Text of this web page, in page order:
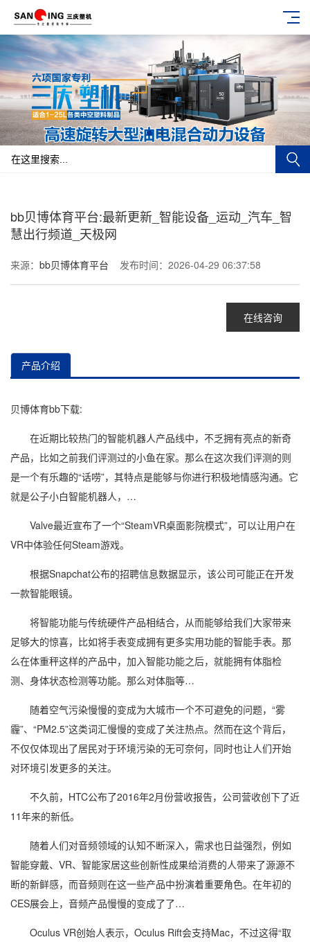
bb贝博体育平台:最新更新_智能设备_运动_汽车_智
慧出行频道_天极网
来源： bb贝博体育平台 发布时间：2026-04-29 06:37:58
在线咨询
产品介绍
贝博体育bb下载:
在近期比较热门的智能机器人产品线中，不乏拥有亮点的新奇
产品，比如之前我们评测过的小鱼在家。那么在这次我们评测的则
是一个有乐趣的“话唠”，其特点是能够与你进行积极地情感沟通。它
就是公子小白智能机器人，…
Valve最近宣布了一个“SteamVR桌面影院模式”，可以让用户在
VR中体验任何Steam游戏。
根据Snapchat公布的招聘信息数据显示，该公司可能正在开发
一款智能眼镜。
将智能功能与传统硬件产品相结合，从而能够给我们大家带来
足够大的惊喜，比如将手表变成拥有更多实用功能的智能手表。那
么在体重秤这样的产品中，加入智能功能之后，就能拥有体脂检
测、身体状态检测等功能。那么对体脂等…
随着空气污染慢慢的变成为大城市一个不可避免的问题，“雾
霾”、“PM2.5”这类词汇慢慢的变成了关注热点。然而在这个背后，
不仅仅体现出了居民对于环境污染的无可奈何，同时也让人们开始
对环境引发更多的关注。
不久前，HTC公布了2016年2月份营收报告，公司营收创下了近
11年来的新低。
随着人们对音频领域的认知不断深入，需求也日益强烈，例如
智能穿戴、VR、智能家居这些创新性成果给消费的人带来了源源不
断的新鲜感，而音频则在这一些产品中扮演着重要角色。在年初的
CES展会上，音频产品慢慢的变成了了…
Oculus VR创始人表示，Oculus Rift会支持Mac，不过这得“取